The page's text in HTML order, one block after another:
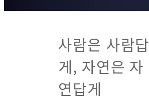
사람은 사람답
게, 자연은 자
연답게